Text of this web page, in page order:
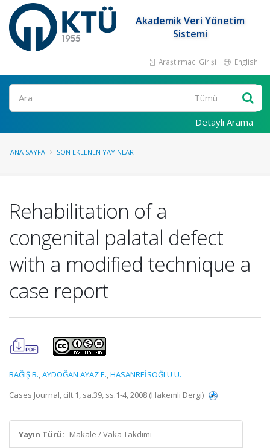
Akademik Veri Yönetim
Sistemi
Araştırmacı Girişi English
Ara
Detaylı Arama
ANA SAYFA SON EKLENEN YAYINLAR
Rehabilitation of a
congenital palatal defect
with a modified technique a
case report
BAĞIŞ B.,AYDOĞAN AYAZ E.,HASANREİSOĞLU U.
Cases Journal, cilt.1, sa.39, ss.1-4, 2008 (Hakemli Dergi)
Yayın Türü: Makale / Vaka Takdimi